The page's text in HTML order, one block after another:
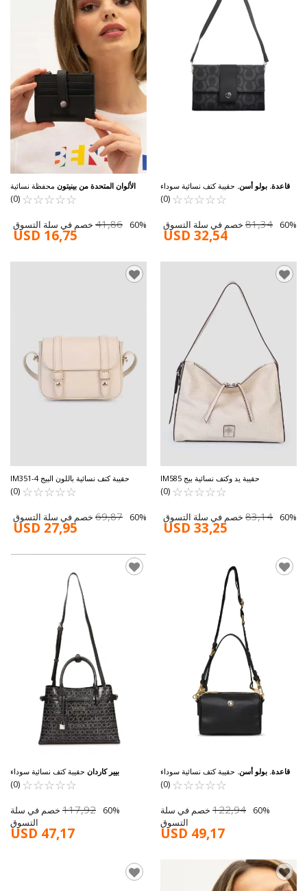
الألوان المتحدة من بينيتون محفظة نسائية
سوداء BNT-1308 ☆
☆
☆
☆
☆ ★
★
★
★
★
(0)
41,86 60% خصم في سلة التسوق
USD 16,75
قاعدة. بولو أسن. حقيبة كتف نسائية سوداء
من يو إس بولو US24585
☆
☆
☆
☆
☆ ★
★
★
★
★
(0)
81,34 60% خصم في سلة التسوق
USD 32,54
حقيبة كتف نسائية باللون البيج IM351-4
☆
☆
☆
☆
☆ ★
★
★
★
★
(0)
69,87 60% خصم في سلة التسوق
USD 27,95
حقيبة يد وكتف نسائية بيج IM585
☆
☆
☆
☆
☆ ★
★
★
★
★
(0)
83,14 60% خصم في سلة التسوق
USD 33,25
بيير كاردان حقيبة كتف نسائية سوداء
05PC25Y10411-PMN
☆
☆
☆
☆
☆ ★
★
★
★
★
(0)
117,92 60% خصم في سلة
التسوق
USD 47,17
قاعدة. بولو أسن. حقيبة كتف نسائية سوداء
US25119
☆
☆
☆
☆
☆ ★
★
★
★
★
(0)
122,94 60% خصم في سلة
التسوق
USD 49,17